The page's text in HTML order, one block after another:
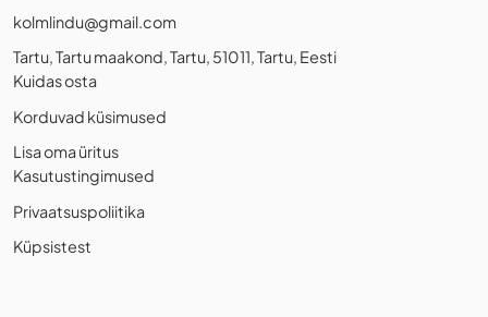
kolmlindu@gmail.com
Tartu, Tartu maakond, Tartu, 51011, Tartu, Eesti
Kuidas osta
Korduvad küsimused
Lisa oma üritus
Kasutustingimused
Privaatsuspoliitika
Küpsistest